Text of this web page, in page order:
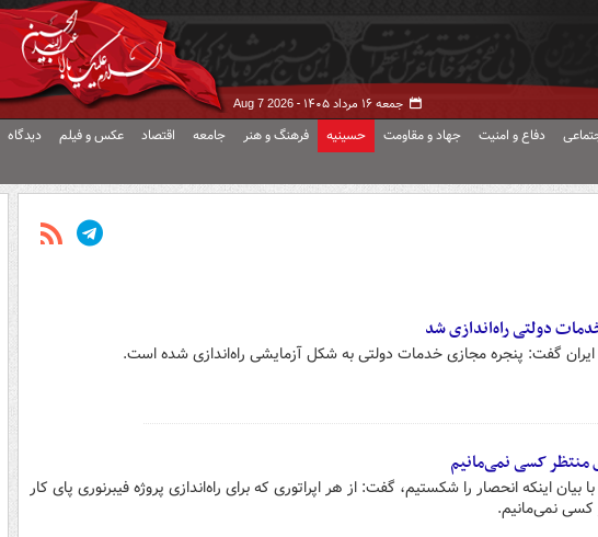
جمعه ۱۶ مرداد ۱۴۰۵ - Aug 7 2026
دفاع و امنیت جهاد و مقاومت حسینیه فرهنگ و هنر جامعه اقتصاد عکس و فیلم دیدگاه
دولتی راه‌اندازی شد
ایران گفت: پنجره مجازی خدمات دولتی به شکل آزمایشی راه‌اندازی شده است.
منتظر کسی نمی‌مانیم
بیان اینکه انحصار را شکستیم، گفت: از هر اپراتوری که برای راه‌اندازی پروژه فیبرنوری پای کار
کسی نمی‌مانیم.